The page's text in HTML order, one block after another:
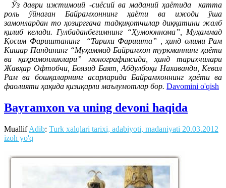
Ўз даври ижтимоий -сиёсий ва маданий ҳаётида катта
роль ўйнаган Байрамхоннинг ҳаёти ва ижоди ўша
замонлардан то ҳозирггача тадқиқотчилар диққатини жалб
қилиб келади. Гулбаданбегимнинг “Ҳумоюннома”, Муҳаммад
Қосим Фариштанинг “Тарихи Фаришта” , ҳинд олими Рам
Кишар Пандининг “Муҳаммад Байрамхон туркманнинг ҳаёти
ва қаҳрамонликлари” монографиясида, ҳинд тарихчилари
Жавҳар Офтобчи, Боязид Баят, Абдулбоқи Нахаванди, Кевал
Рам ва бошқаларнинг асарларида Байрамхоннинг ҳаёти ва
фаолияти ҳақида қизиқарли маълумотлар бор. Davomini o'qish
Bayramxon va uning devoni haqida
MuallifAdib: Turk xalqlari tarixi, adabiyoti, madaniyati 20.03.2012
izoh yo'q